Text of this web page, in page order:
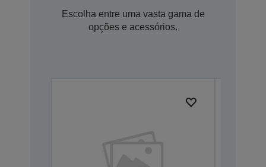
Escolha entre uma vasta gama de
opções e acessórios.